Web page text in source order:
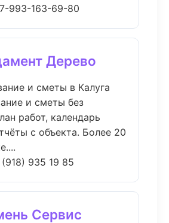
993-163-69-80
Дерево
и сметы в Калуга
и сметы без
работ, календарь
с объекта. Более 20
935 19 85
Сервис